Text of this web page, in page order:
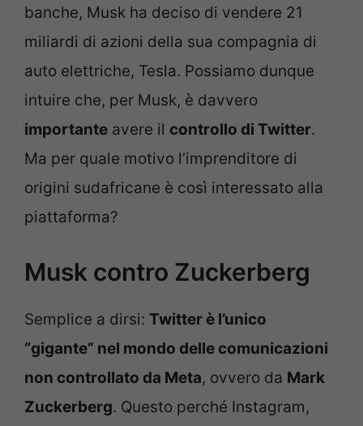
banche, Musk ha deciso di vendere 21
miliardi di azioni della sua compagnia di
auto elettriche, Tesla. Possiamo dunque
intuire che, per Musk, è davvero
importante avere il controllo di Twitter.
Ma per quale motivo l’imprenditore di
origini sudafricane è così interessato alla
piattaforma?
Musk contro Zuckerberg
Semplice a dirsi: Twitter è l’unico
“gigante” nel mondo delle comunicazioni
non controllato da Meta, ovvero da Mark
Zuckerberg. Questo perché Instagram,